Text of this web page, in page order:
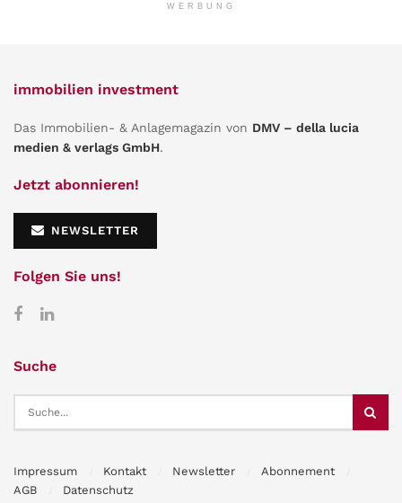
WERBUNG
immobilien investment
Das Immobilien- & Anlagemagazin von DMV – della lucia
medien & verlags GmbH.
Jetzt abonnieren!
NEWSLETTER
Folgen Sie uns!
Suche
Impressum Kontakt Newsletter
Abonnement
AGB
Datenschutz